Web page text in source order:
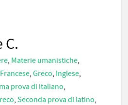
, Materie umanistiche,
Francese, Greco, Inglese,
prova di italiano,
, Seconda prova di latino,